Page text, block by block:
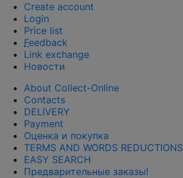
Create account
Login
Price list
Feedback
Link exchange
Новости
About Collect-Online
Contacts
DELIVERY
Payment
Оценка и покупка
TERMS AND WORDS REDUCTIONS
EASY SEARCH
Предварительные заказы!